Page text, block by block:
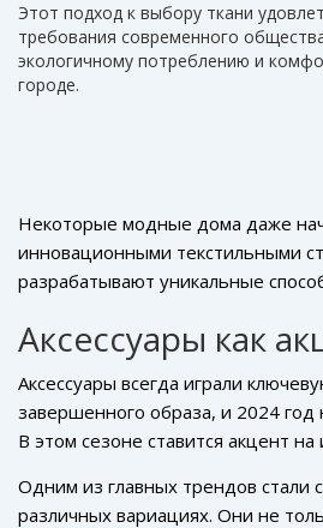
Этот подход к выбору ткани
требования современного
экологичному потреблению и
городе.
Некоторые модные дома даже
инновационными текстильными
разрабатывают уникальные
только вопросом стиля, но и
ответственности. Например,
волокнаделает изделие не только
безопасным, но и предотвращает
что актуально для активных
спортивный образ жизни. Таким
летней моды способствуют не
Аксессуары как
Аксессуары всегда играли
завершенного образа, и 2024 год
В этом сезоне ставится акцент
вашу уникальность. Например,
Одним из главных трендов стали
различных вариациях. Они не